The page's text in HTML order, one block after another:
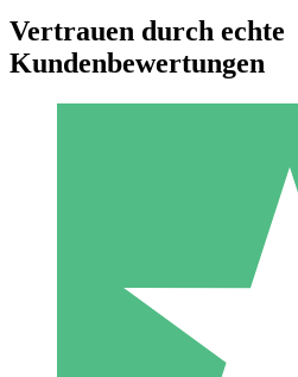
Individuelle
Zahlen Sie nach Bedarf mit
monatliche
Vertrauen durch echte
Kundenbewertungen